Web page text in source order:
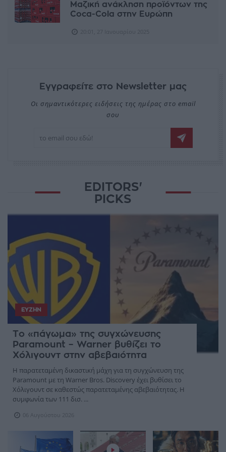
Μαζική ανάκληση προϊόντων της
Coca-Cola στην Ευρώπη
Εγγραφείτε στο Newsletter μας
Οι σημαντικότερες ειδήσεις της ημέρας στο email
σου
EDITORS'
PICKS
ΕΥΖΗΝ
Το «πάγωμα» της συγχώνευσης
Paramount – Warner βυθίζει το
Χόλιγουντ στην αβεβαιότητα
Η παρατεταμένη δικαστική μάχη για τη συγχώνευση της
Paramount με τη Warner Bros. Discovery έχει βυθίσει το
Χόλιγουντ σε καθεστώς παρατεταμένης αβεβαιότητας. Η
συμφωνία των 111 δισ. ...
06 Αυγούστου 2026